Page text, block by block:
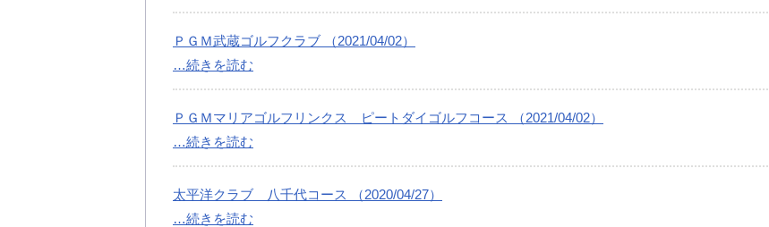
ＰＧＭ武蔵ゴルフクラブ （2021/04/02）
…続きを読む
ＰＧＭマリアゴルフリンクス ピートダイゴルフコース （2021/04/02）
…続きを読む
太平洋クラブ 八千代コース （2020/04/27）
…続きを読む